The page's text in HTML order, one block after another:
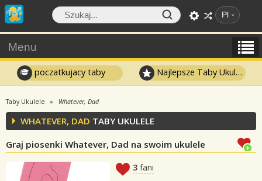
Pl
Menu
poczatkujacy taby Najlepsze Taby Ukulele
Taby Ukulele Whatever, Dad
WHATEVER, DAD TABY UKULELE
Graj piosenki Whatever, Dad na swoim ukulele
3 fani